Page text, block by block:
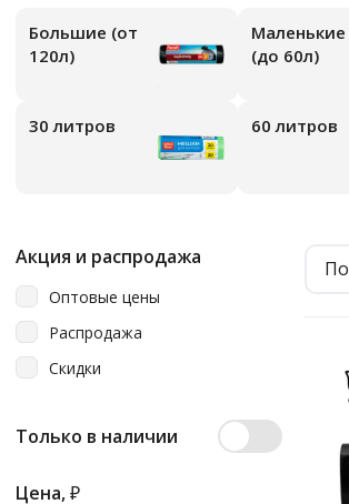
Большие (от
120л)
Маленькие
(до 60л)
30 литров 60 литров
Акция и распродажа
Оптовые цены
Распродажа
Скидки
Только в наличии
Цена,₽